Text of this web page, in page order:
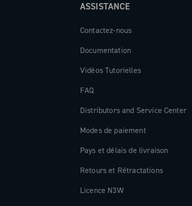
ASSISTANCE
Contactez-nous
Documentation
Vidéos Tutorielles
FAQ
Distributors and Service Center
Modes de paiement
Pays et délais de livraison
Retours et Rétractations
Licence N3W